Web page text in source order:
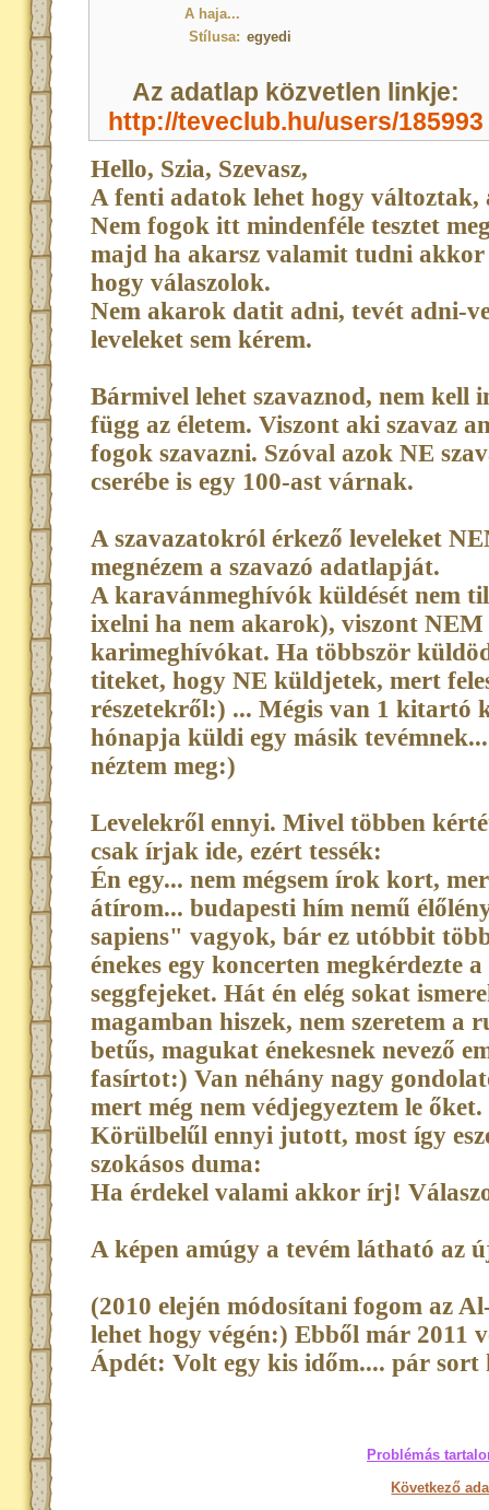
A haja...
Stílusa: egyedi
Az adatlap közvetlen linkje:
http://teveclub.hu/users/185993
Hello, Szia, Szevasz,
A fenti adatok lehet hogy változtak,
Nem fogok itt mindenféle tesztet
majd ha akarsz valamit tudni akkor
hogy válaszolok.
Nem akarok datit adni, tevét adni-
leveleket sem kérem.
Bármivel lehet szavaznod, nem kell
függ az életem. Viszont aki szavaz
fogok szavazni. Szóval azok NE
cserébe is egy 100-ast várnak.
A szavazatokról érkező leveleket
megnézem a szavazó adatlapját.
A karavánmeghívók küldését nem
ixelni ha nem akarok), viszont
karimeghívókat. Ha többször
titeket, hogy NE küldjetek, mert
részetekről:) ... Mégis van 1 kitartó
hónapja küldi egy másik
néztem meg:)
Levelekről ennyi. Mivel többen
csak írjak ide, ezért tessék:
Én egy... nem mégsem írok kort,
átírom... budapesti hím nemű
sapiens" vagyok, bár ez utóbbit
énekes egy koncerten megkérdezte
seggfejeket. Hát én elég sokat
magamban hiszek, nem szeretem a
betűs, magukat énekesnek nevező
fasírtot:) Van néhány nagy
mert még nem védjegyeztem le őket.
Körülbelűl ennyi jutott, most így
szokásos duma:
Ha érdekel valami akkor írj!
A képen amúgy a tevém látható az
(2010 elején módosítani fogom az
lehet hogy végén:) Ebből már 2011
Ápdét: Volt egy kis időm.... pár sort
Problémás
Következő